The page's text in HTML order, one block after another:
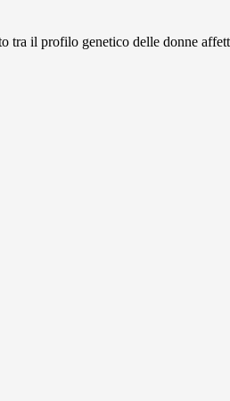
tra il profilo genetico delle donne